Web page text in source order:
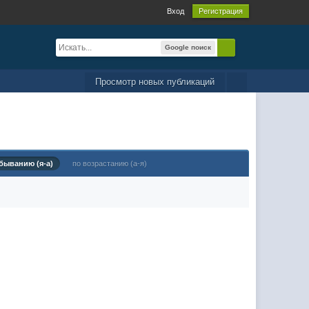
Вход Регистрация
Google поиск
Просмотр новых публикаций
(я-а) по возрастанию (а-я)